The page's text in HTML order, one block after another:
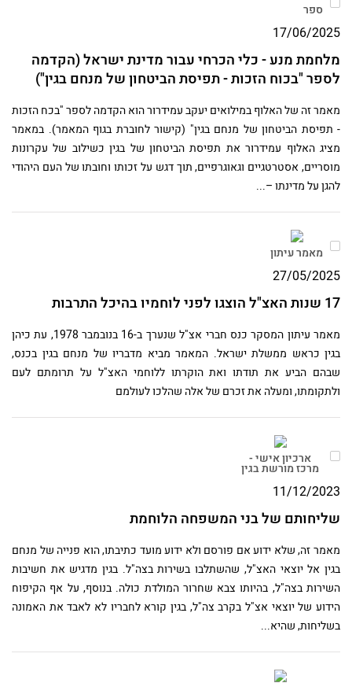
ספר
17/06/2025
מלחמת מנע - כלי הכרחי עבור מדינת ישראל (הקדמה
לספר "בכוח הזכות - תפיסת הביטחון של מנחם בגין")
מאמר זה של האלוף במילואים יעקב עמידרור הוא הקדמה לספר "בכח הזכות
- תפיסת הביטחון של מנחם בגין" (קישור לחוברת בגוף המאמר). במאמר
מציג האלוף עמידרור את תפיסת הביטחון של בגין כשילוב של עקרונות
מוסריים, אסטרטגיים וגאוגרפיים, תוך דגש על זכותו וחובתו של העם היהודי
להגן על מדינתו –...
מאמר עיתון
27/05/2025
17 שנות האצ"ל הוצגו לפני לוחמיו בהיכל התרבות
מאמר עיתון המסקר כנס חברי אצ"ל שנערך ב-16 בנובמבר 1978, עת כיהן
בגין כראש ממשלת ישראל. המאמר מביא מדבריו של מנחם בגין בכנס,
שבהם הביע את תודתו ואת הוקרתו ללוחמי האצ"ל על תרומתם לעם
ולתקומתו, ומעלה את זכרם של אלה שהלכו לעולמם
ארכיון אישי -
מרכז מורשת בגין
11/12/2023
שליחותם של בני המשפחה הלוחמת
מאמר זה, שלא ידוע אם פורסם ולא ידוע מועד כתיבתו, הוא פנייה של מנחם
בגין אל יוצאי האצ"ל, שהשתלבו בשירות בצה"ל. בגין מדגיש את חשיבות
השירות בצה"ל, בהיותו צבא שחרור המולדת כולה. בנוסף, על אף הקיפוח
הידוע של יוצאי אצ"ל בקרב צה"ל, בגין קורא לחבריו לא לאבד את האמונה
בשליחות, שהיא...